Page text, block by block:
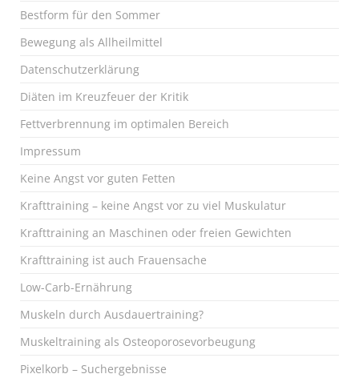
Bestform für den Sommer
Bewegung als Allheilmittel
Datenschutzerklärung
Diäten im Kreuzfeuer der Kritik
Fettverbrennung im optimalen Bereich
Impressum
Keine Angst vor guten Fetten
Krafttraining – keine Angst vor zu viel Muskulatur
Krafttraining an Maschinen oder freien Gewichten
Krafttraining ist auch Frauensache
Low-Carb-Ernährung
Muskeln durch Ausdauertraining?
Muskeltraining als Osteoporosevorbeugung
Pixelkorb – Suchergebnisse